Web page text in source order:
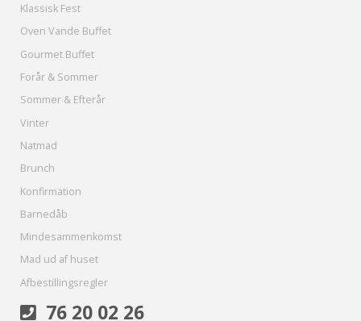
Klassisk Fest
Oven Vande Buffet
Gourmet Buffet
Forår & Sommer
Sommer & Efterår
Vinter
Natmad
Brunch
Konfirmation
Barnedåb
Mindesammenkomst
Mad ud af huset
Afbestillingsregler
76 20 02 26